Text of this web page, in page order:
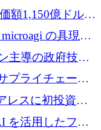
額1,150億ドルで
の具現化
主導の政府技術
オを拡大し ETG
プライチェーン
ドルを確保
レスに初投資、
ーロを拠出
を活用したファ